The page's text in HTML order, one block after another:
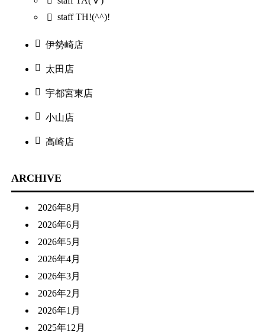
staff TH!(^^)!
伊勢崎店
太田店
宇都宮東店
小山店
高崎店
ARCHIVE
2026年8月
2026年6月
2026年5月
2026年4月
2026年3月
2026年2月
2026年1月
2025年12月